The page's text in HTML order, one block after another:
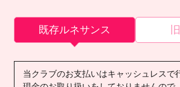
既存ルネサンス
当クラブのお支払いはキャッシュレスで